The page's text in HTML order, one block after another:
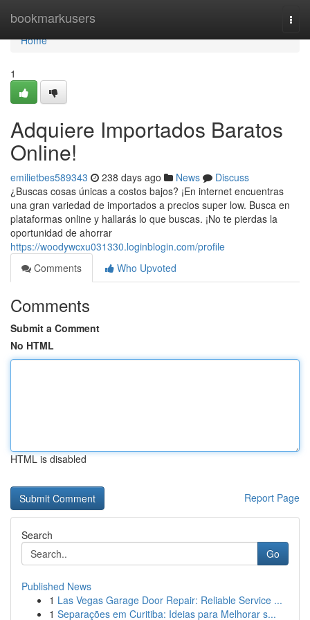
bookmarkusers
Home
Home
1
Adquiere Importados Baratos
Online!
emilietbes589343 238 days ago News
Discuss
¿Buscas cosas únicas a costos bajos? ¡En internet encuentras
una gran variedad de importados a precios super low. Busca en
plataformas online y hallarás lo que buscas. ¡No te pierdas la
oportunidad de ahorrar
https://woodywcxu031330.loginblogin.com/profile
Comments
Who Upvoted
Comments
Submit a Comment
No HTML
HTML is disabled
Report Page
Search
Go
Published News
1 Las Vegas Garage Door Repair: Reliable Service ...
1 Separações em Curitiba: Ideias para Melhorar s...